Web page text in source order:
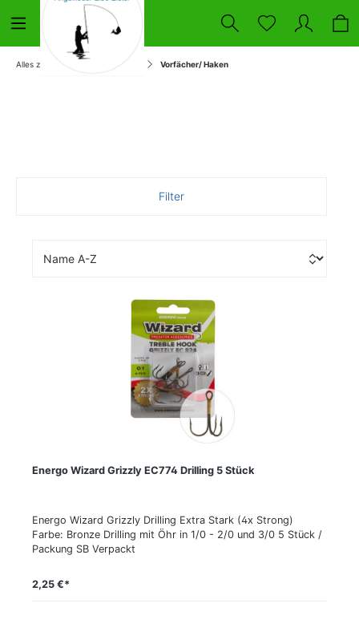
Alles zum Angeln Raubfisch Vorfächer/ Haken
Filter
Energo Wizard Grizzly EC774 Drilling 5 Stück
Energo Wizard Grizzly Drilling Extra Stark (4x Strong)
Farbe: Bronze Drilling mit Öhr in 1/0 - 2/0 und 3/0 5 Stück /
Packung SB Verpackt
2,25 €*